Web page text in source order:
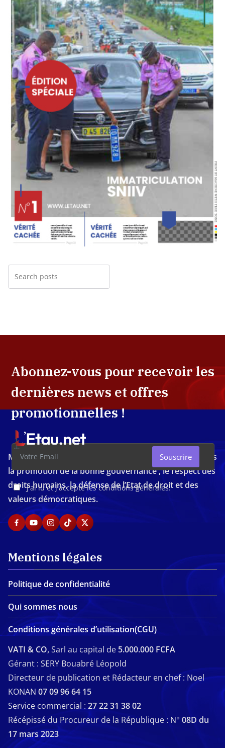
Abonnez-vous pour recevoir les
dernières news et offres
promotionnelles !
J'ai lu et j'accepte les conditions générales.
Souscrire
Média d'investigation ivoirien résolument engagé dans
la promotion de la bonne gouvernance , le respect des
droits humains, la défense de l’Etat de droit et des
valeurs démocratiques.
Mentions légales
Politique de confidentialité
Qui sommes nous
Conditions générales d’utilisation(CGU)
VATI & CO,Sarl au capital de 5.000.000 FCFA
Gérant : SERY Bouabré Léopold
Directeur de publication et Rédacteur en chef : Noel
KONAN 07 09 96 64 15
Service commercial : 27 22 31 38 02
Récépissé du Procureur de la République : N° 08D du
17 mars 2023